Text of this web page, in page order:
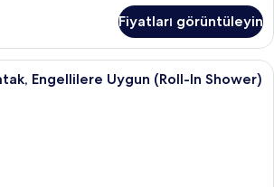
Fiyatları görüntüleyin
1 yatak odası, yastık yüzeyli yatak,
Engellilere Uygun (Roll-In Shower)